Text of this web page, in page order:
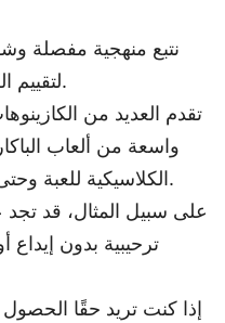
لتقييم الكازينوهات على الإنترنت.
تقدم العديد من
واسعة من ألعاب
الكلاسيكية للعبة وحتى الإصدارات الأكثر حداثة.
على سبيل المثال، قد تجد
ترحيبية بدون
إذا كنت تريد حقًا